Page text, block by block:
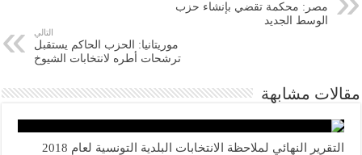
مصر: محكمة تقضي بإنشاء حزب
الوسط الجديد
التالي
موريتانيا: الحزب الحاكم يستقبل
ترشحات أطره لانتخابات الشيوخ
مقالات مشابهة
التقرير النهائي لملاحظة الانتخابات البلدية التونسية لعام 2018